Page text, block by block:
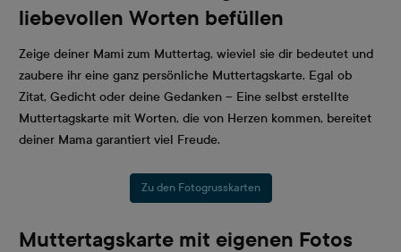
liebevollen Worten befüllen
Zeige deiner Mami zum Muttertag, wieviel sie dir bedeutet und
zaubere ihr eine ganz persönliche Muttertagskarte. Egal ob
Zitat, Gedicht oder deine Gedanken – Eine selbst erstellte
Muttertagskarte mit Worten, die von Herzen kommen, bereitet
deiner Mama garantiert viel Freude.
Zu den Fotogrusskarten
Muttertagskarte mit eigenen Fotos